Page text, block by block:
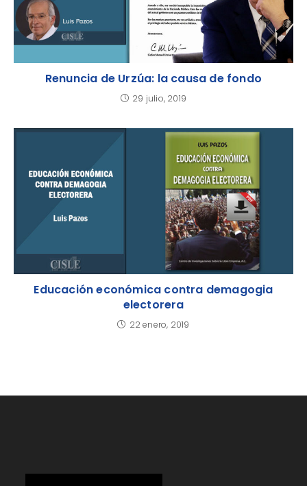
Renuncia de Urzúa: la causa de fondo
29 julio, 2019
Educación económica contra demagogia
electorera
22 enero, 2019